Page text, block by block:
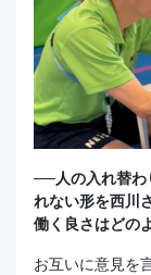
──人の入れ替わ
れない形を西川
働く良さはどの
お互いに意見を